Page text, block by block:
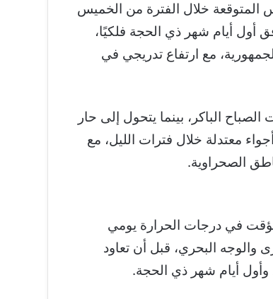
المتوقعة خلال الفترة من الخميس
18 مايو 2026، والذي يوافق أول أيام شهر ذي الحجة فلكيًا،
مع ارتفاع تدريجي في
الباكر، بينما يتحول إلى حار
معتدلة خلال فترات الليل، مع
الصحراوية.
في درجات الحرارة يومي
والوجه البحري، قبل أن تعاود
وأول أيام شهر ذي الحجة.